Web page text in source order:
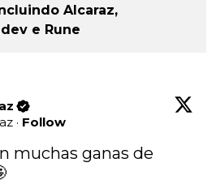
Alcaraz,
e Rune
· Follow
muchas ganas de